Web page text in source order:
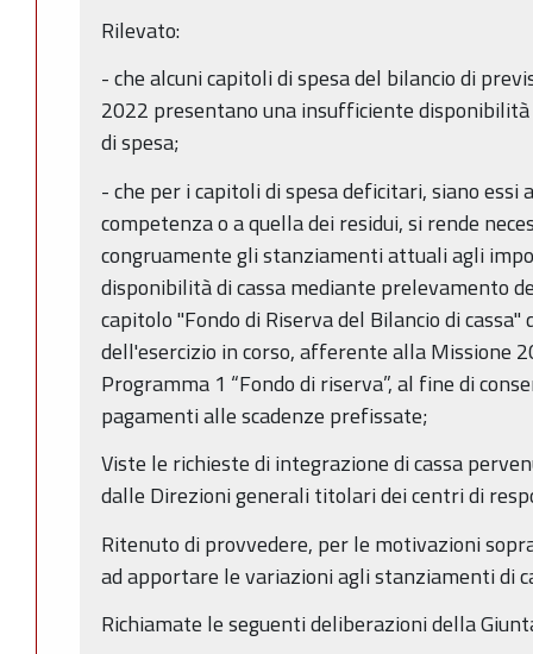
Rilevato:
- che alcuni capitoli di spesa del bilancio di
2022 presentano una insufficiente
di spesa;
- che per i capitoli di spesa deficitari, siano
competenza o a quella dei residui, si rende
congruamente gli stanziamenti attuali agli
disponibilità di cassa mediante prelevamento
capitolo "Fondo di Riserva del Bilancio di
dell'esercizio in corso, afferente alla Missione
Programma 1 “Fondo di riserva”, al fine di
pagamenti alle scadenze prefissate;
Viste le richieste di integrazione di cassa
dalle Direzioni generali titolari dei centri di
Ritenuto di provvedere, per le motivazioni
ad apportare le variazioni agli stanziamenti di
Richiamate le seguenti deliberazioni della